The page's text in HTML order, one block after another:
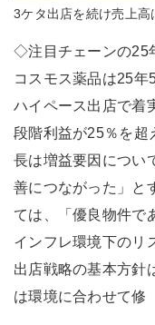
3ケタ出店を続け売上高
◇注目チェーンの25
コスモス薬品は25年
ハイペース出店で着
段階利益が25％を超
長は増益要因につい
善につながった」と
ては、「優良物件で
インフレ環境下のリ
出店戦略の基本方針
は環境に合わせて修